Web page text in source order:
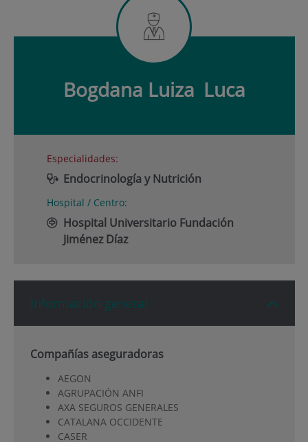
Bogdana Luiza Luca
Especialidades:
Endocrinología y Nutrición
Hospital / Centro:
Hospital Universitario Fundación
Jiménez Díaz
Información general
Compañías aseguradoras
AEGON
AGRUPACIÓN ANFI
AXA SEGUROS GENERALES
CATALANA OCCIDENTE
CASER